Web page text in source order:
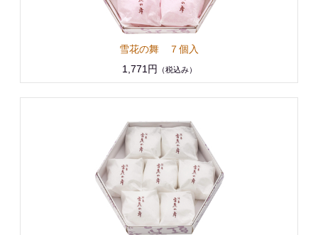
雪花の舞 ７個入
1,771円
（税込み）